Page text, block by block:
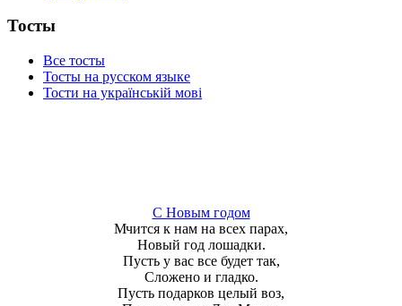
Тосты
Все тосты
Тосты на русском языке
Тости на українській мові
С Новым годом
Мчится к нам на всех парах,
Новый год лошадки.
Пусть у вас все будет так,
Сложено и гладко.
Пусть подарков целый воз,